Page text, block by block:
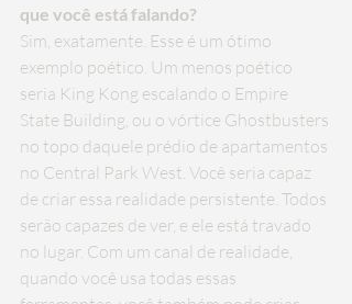
que você está falando?
Sim, exatamente. Esse é um ótimo
exemplo poético. Um menos poético
seria King Kong escalando o Empire
State Building, ou o vórtice Ghostbusters
no topo daquele prédio de apartamentos
no Central Park West. Você seria capaz
de criar essa realidade persistente. Todos
serão capazes de ver, e ele está travado
no lugar. Com um canal de realidade,
quando você usa todas essas